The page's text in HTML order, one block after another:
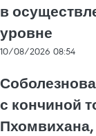
в
уровне
10/08/2026 08:54
с кончиной